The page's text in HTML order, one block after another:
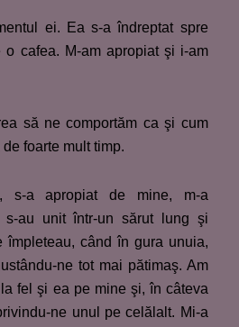
ei. Ea s-a îndreptat spre
o cafea. M-am apropiat şi i-am
să ne comportăm ca şi cum
foarte mult timp.
s-a apropiat de mine, m-a
s-au unit într-un sărut lung şi
împleteau, când în gura unuia,
ne tot mai pătimaş. Am
fel şi ea pe mine şi, în câteva
ne unul pe celălalt. Mi-a